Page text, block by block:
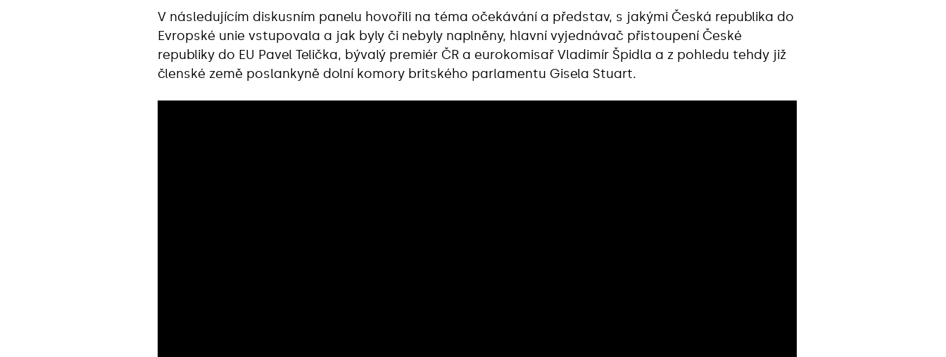
V následujícím diskusním panelu hovořili na téma očekávání a představ, s jakými Česká republika do
Evropské unie vstupovala a jak byly či nebyly naplněny, hlavní vyjednávač přistoupení České
republiky do EU Pavel Telička, bývalý premiér ČR a eurokomisař Vladimír Špidla a z pohledu tehdy již
členské země poslankyně dolní komory britského parlamentu Gisela Stuart.